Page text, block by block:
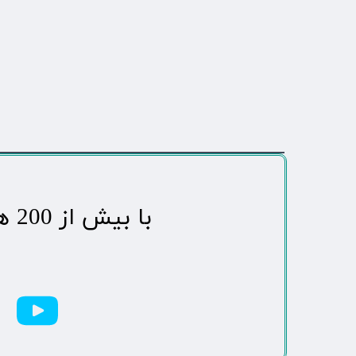
​با بیش از 200 هزاردنبال کننده محبوب ترین رسانه مردمی شهر مهاباد​​​​​​​​​​​​​​